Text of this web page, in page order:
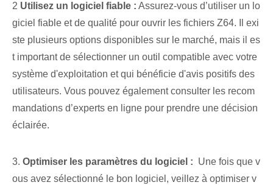
2 Utilisez un logiciel fiable : Assurez-vous d’utiliser un lo
giciel fiable et de qualité pour ouvrir les fichiers Z64. Il exi
ste plusieurs options disponibles sur le marché, mais il es
t important de sélectionner un outil compatible avec votre
système d'exploitation et qui bénéficie d'avis positifs des
utilisateurs. Vous pouvez également‌ consulter les recom
mandations d’experts‌ en ligne pour prendre une décision
éclairée.
3. Optimiser les paramètres du logiciel⁢ : ⁣ Une fois que v
ous avez sélectionné le bon logiciel, veillez à optimiser v